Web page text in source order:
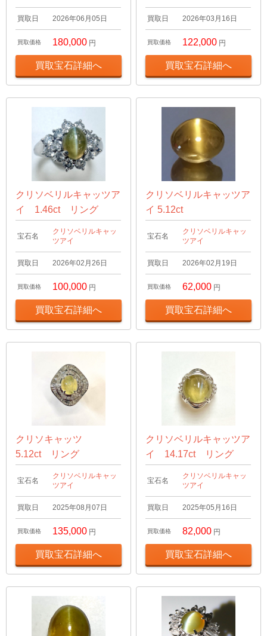
買取日 2026年06月05日
買取価格 180,000 円
買取宝石詳細へ
買取日 2026年03月16日
買取価格 122,000 円
買取宝石詳細へ
クリソベリルキャッツア
イ 1.46ct リング
宝石名
クリソベリルキャッ
ツアイ
買取日 2026年02月26日
買取価格 100,000 円
買取宝石詳細へ
クリソベリルキャッツア
イ 5.12ct
宝石名
クリソベリルキャッ
ツアイ
買取日 2026年02月19日
買取価格 62,000 円
買取宝石詳細へ
クリソキャッツ
5.12ct リング
宝石名
クリソベリルキャッ
ツアイ
買取日 2025年08月07日
買取価格 135,000 円
買取宝石詳細へ
クリソベリルキャッツア
イ 14.17ct リング
宝石名
クリソベリルキャッ
ツアイ
買取日 2025年05月16日
買取価格 82,000 円
買取宝石詳細へ